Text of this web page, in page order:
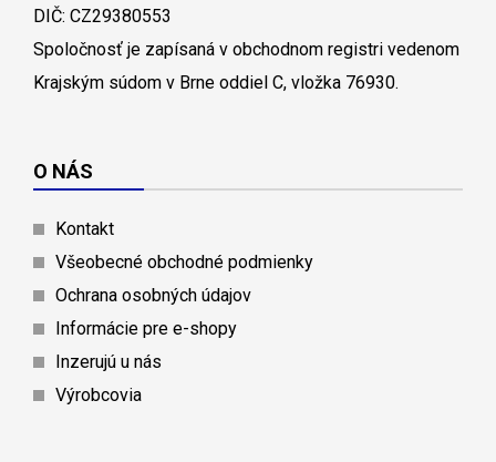
DIČ: CZ29380553
Spoločnosť je zapísaná v obchodnom registri vedenom
Krajským súdom v Brne oddiel C, vložka 76930.
O NÁS
Kontakt
Všeobecné obchodné podmienky
Ochrana osobných údajov
Informácie pre e-shopy
Inzerujú u nás
Výrobcovia